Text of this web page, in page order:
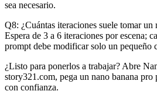
sea necesario.
Q8: ¿Cuántas iteraciones suele tomar
Espera de 3 a 6 iteraciones por escena;
prompt debe modificar solo un pequeño
¿Listo para ponerlos a trabajar? Abre
story321.com, pega un nano banana pro
con confianza.